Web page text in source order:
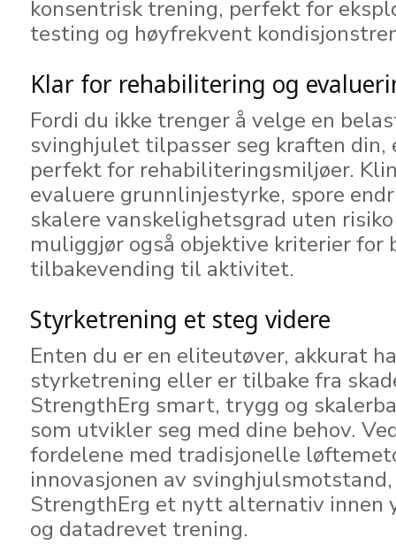
konsentrisk trening, perfekt for
testing og høyfrekvent
Klar for rehabilitering og
Fordi du ikke trenger å velge en
svinghjulet tilpasser seg kraften din,
perfekt for rehabiliteringsmiljøer.
evaluere grunnlinjestyrke, spore
skalere vanskelighetsgrad uten
muliggjør også objektive kriterier for
tilbakevending til aktivitet.
Styrketrening et steg videre
Enten du er en eliteutøver, akkurat
styrketrening eller er tilbake fra
StrengthErg smart, trygg og
som utvikler seg med dine behov.
fordelene med tradisjonelle
innovasjonen av
StrengthErg et nytt alternativ innen
og datadrevet trening.